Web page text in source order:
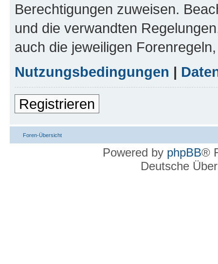
Berechtigungen zuweisen.
und die verwandten
auch die jeweiligen
Nutzungsbedingungen |
Registrieren
Foren-Übersicht
Powered by phpBB®
Deutsche